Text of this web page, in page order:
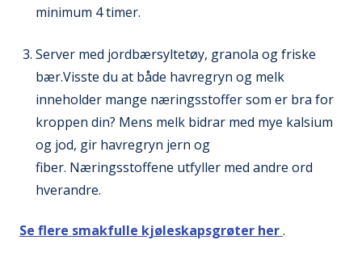
minimum 4 timer.
Server med jordbærsyltetøy, granola og friske
bær.Visste du at både havregryn og melk
inneholder mange næringsstoffer som er bra for
kroppen din? Mens melk bidrar med mye kalsium
og jod, gir havregryn jern og
fiber. Næringsstoffene utfyller med andre ord
hverandre.
Se flere smakfulle kjøleskapsgrøter her.